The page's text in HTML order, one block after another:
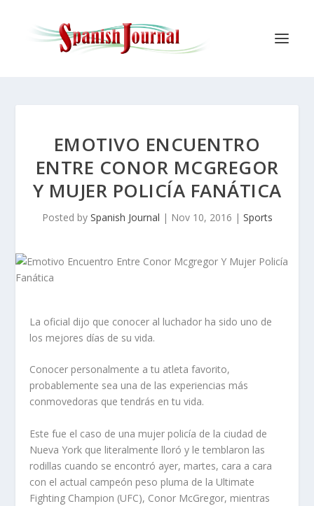
EMOTIVO ENCUENTRO
ENTRE CONOR MCGREGOR
Y MUJER POLICÍA FANÁTICA
Posted by Spanish Journal | Nov 10, 2016 | Sports
La oficial dijo que conocer al luchador ha sido uno de
los mejores días de su vida.
Conocer personalmente a tu atleta favorito,
probablemente sea una de las experiencias más
conmovedoras que tendrás en tu vida.
Este fue el caso de una mujer policía de la ciudad de
Nueva York que literalmente lloró y le temblaron las
rodillas cuando se encontró ayer, martes, cara a cara
con el actual campeón peso pluma de la Ultimate
Fighting Champion (UFC), Conor McGregor, mientras